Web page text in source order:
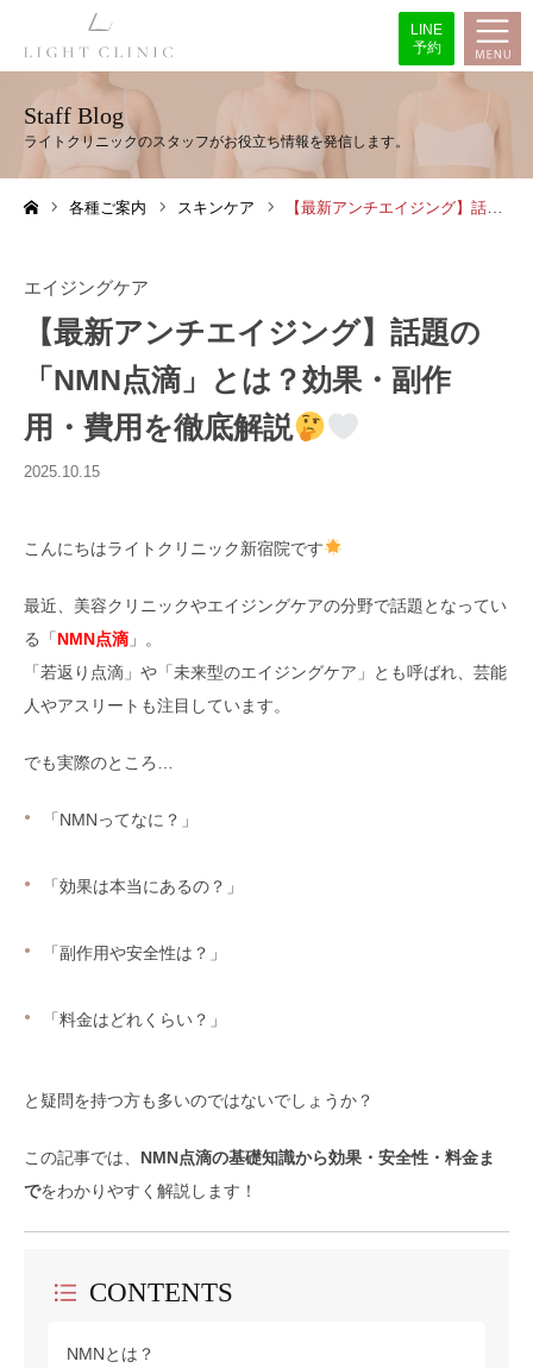
LINE
予約
Staff Blog
各種ご案内 スキンケア 【最新アンチエイジング】話題の「NMN点滴」とは？効果・副作用・費用を徹底解説
エイジングケア
【最新アンチエイジング】話題の
「NMN点滴」とは？効果・副作
用・費用を徹底解説
2025.10.15
こんにちはライトクリニック新宿院です
最近、美容クリニックやエイジングケアの分野で話題となってい
る「NMN点滴 」。
「若返り点滴」や「未来型のエイジングケア」とも呼ばれ、芸能
人やアスリートも注目しています。
でも実際のところ…
「NMNってなに？」
「効果は本当にあるの？」
「副作用や安全性は？」
「料金はどれくらい？」
と疑問を持つ方も多いのではないでしょうか？
この記事では、 NMN点滴の基礎知識から効果・安全性・料金ま
でをわかりやすく解説します！
CONTENTS
NMNとは？